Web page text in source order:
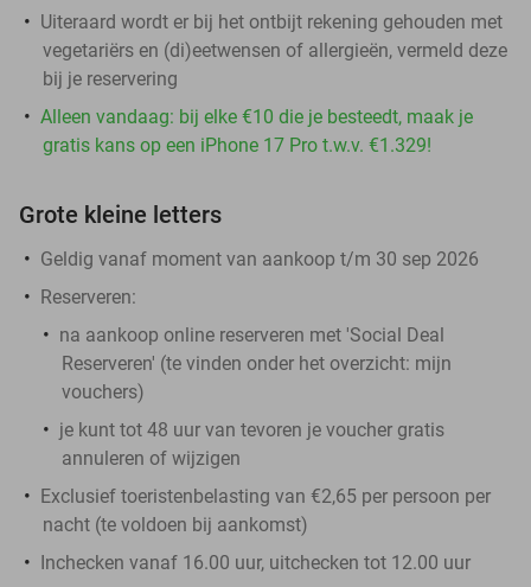
Uiteraard wordt er bij het ontbijt rekening gehouden met
vegetariërs en (di)eetwensen of allergieën, vermeld deze
bij je reservering
Alleen vandaag: bij elke €10 die je besteedt, maak je
gratis kans op een iPhone 17 Pro t.w.v. €1.329!
Grote kleine letters
Geldig vanaf moment van aankoop t/m 30 sep 2026
Reserveren:
na aankoop online reserveren met 'Social Deal
Reserveren' (te vinden onder het overzicht: mijn
vouchers)
je kunt tot 48 uur van tevoren je voucher gratis
annuleren of wijzigen
Exclusief toeristenbelasting van €2,65 per persoon per
nacht (te voldoen bij aankomst)
Inchecken vanaf 16.00 uur, uitchecken tot 12.00 uur